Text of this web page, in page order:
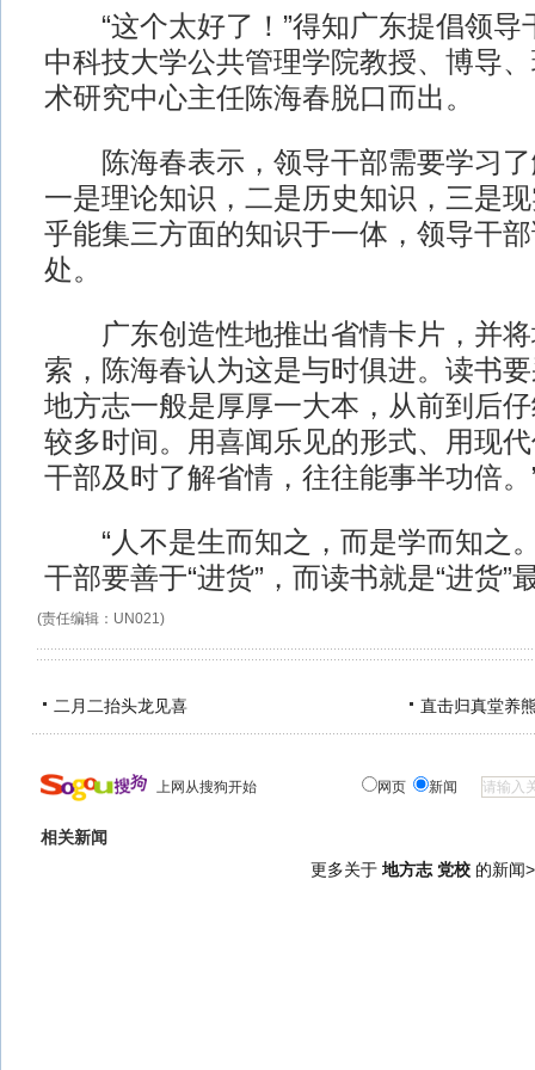
“这个太好了！”得知广东提倡领导
中科技大学公共管理学院教授、博导
术研究中心主任陈海春脱口而出。
陈海春表示，领导干部需要学习了
一是理论知识，二是历史知识，三是
乎能集三方面的知识于一体，领导干
处。
广东创造性地推出省情卡片，并将
索，陈海春认为这是与时俱进。读书
地方志一般是厚厚一大本，从前到后
较多时间。用喜闻乐见的形式、用现
干部及时了解省情，往往能事半功倍。
“人不是生而知之，而是学而知之
干部要善于“进货”，而读书就是“进货”
(责任编辑：UN021)
二月二抬头龙见喜 直击归真堂养
上网从搜狗开始 网页 新闻
相关新闻
更多关于 地方志 党校的新闻